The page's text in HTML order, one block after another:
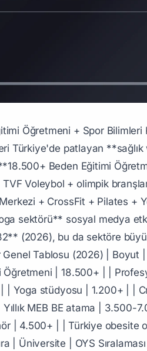
35.000-45.000 TL/ay - 5 yıl deneyim: 45.000-58.000 TL/ay - 15+ yıl + uzman: 58.000-78.000 TL/ay ### Özel Okul BE Öğretmeni **Maaş bandı:** - Standart özel okul: 45.000-65.000 TL/ay - Premium uluslararası okul (IB + Cambridge): 70.000-130.000 TL/ay ## C. TFF Antrenör Lisans Sistemi (5 Katman) ### TFF (Türkiye Futbol Federasyonu) Antrenör Lisansları #### 1. Çocuk Antrenörü Lisansı **Yaş grubu:** U9-U11 **Süre:** 4 hafta eğitim **Maaş:** Saatlik 200-500 TL (kulüp veya özel) #### 2. Gençlik Antrenörü (Genç-A) **Yaş grubu:** U12-U17 **Süre:** 6 hafta eğitim **Maaş:** 8.000-25.000 TL/ay (akademi) #### 3. UEFA C Lisansı **Yetki:** Amatör + bölge ligi takımlar **Süre:** 8 hafta eğitim **Maaş:** 18.000-65.000 TL/ay (amatör + altyapı) #### 4. UEFA B Lisansı **Yetki:** Bölgesel + 3. lig takımlar **Süre:** 12 hafta eğitim **Maaş:** 35.000-150.000 TL/ay #### 5. UEFA A Lisansı **Yetki:** 1. + 2. + 3. lig takımlar (kıdemli antrenör + asistan teknik direktör) **Süre:** 16 hafta eğitim + sınav **Maaş:** 80.000-350.000 TL/ay #### 6. UEFA Pro Lisansı (En Üst) **Yetki:** Süper Lig + Avrupa kupaları teknik direktör **Süre:** 18 ay eğitim + uluslararası seminerler **Türkiye'de sadece ~150 aktif sahip** **Maaş bandı:** - Süper Lig kulüpleri: 250.000-3.000.000 TL/ay - Yıldız teknik direktör (Galatasaray + Fenerbahçe + Beşiktaş): 1M-15M+ TL/yıl + bonus - Avrupa kulüpleri Türk teknik direktör: 800K-3M Euro/yıl ### Türkiye'nin En Önde Gelen Yıldız Türk Teknik Direktörler - **Fatih Terim** (efsane — Galatasaray + İtalya + Suudi Arabistan) - **Şenol Güneş** (Türkiye Milli Takım + Beşiktaş) - **Abdullah Avcı** (Trabzonspor + Beşiktaş) - **Ümit Davala** (Galatasaray altyapı) - **Aykut Kocaman** ### TFF Antrenör Sertifikalı Yan Branşlar - TBF (Basketbol) Antrenör Lisansı - TVF (Voleybol) - TJF (Judo) - TBF (Boks) - TGF (Güreş) - TAF (Atletizm) - TYF (Yüzme) - TTF (Tekvando) - TSF (Satranç) ## D. Profesyonel Sporcu Kariyeri ### Süper Lig